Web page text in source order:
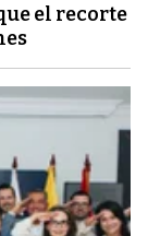
el recorte